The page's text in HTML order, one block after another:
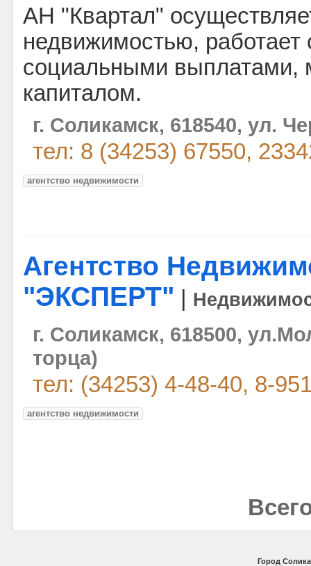
АН "Квартал"
недвижимостью, работает
социальными выплатами,
капиталом.
г. Соликамск, 618540, ул.
тел: 8 (34253) 67550,
агентство недвижимости
Агентство
"ЭКСПЕРТ"
г. Соликамск, 618500,
торца)
тел: (34253) 4-48-40, 8-
агентство недвижимости
Город